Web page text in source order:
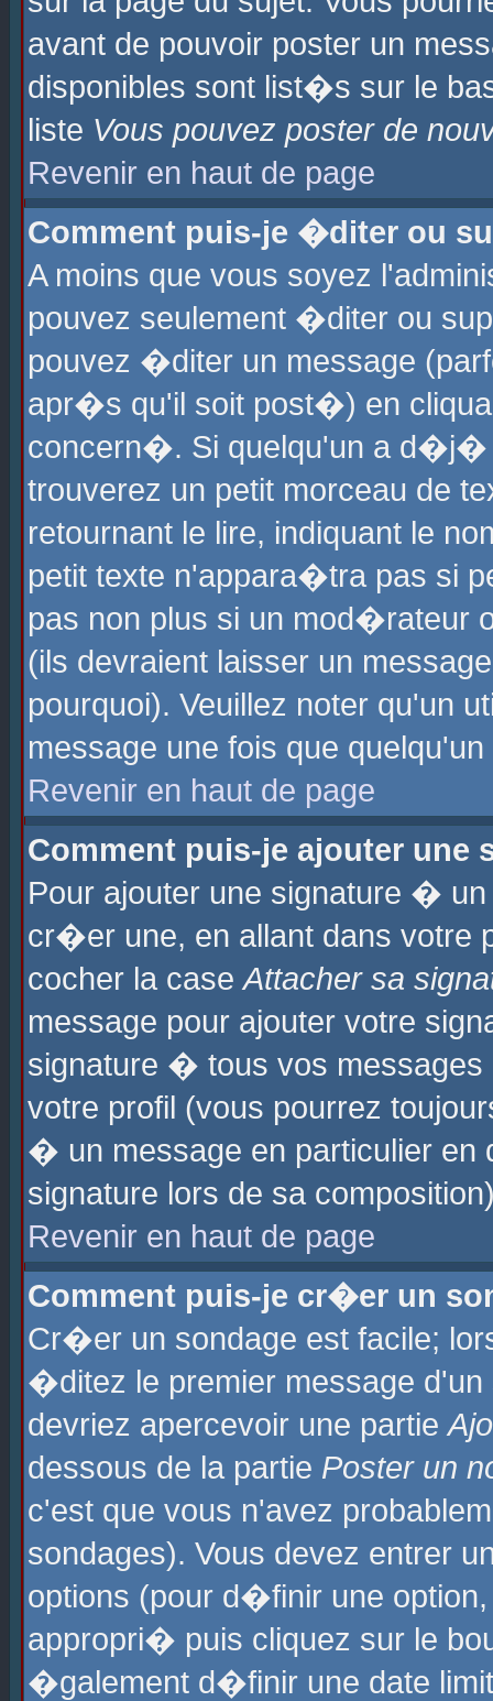
avant de pouvoir poster un
disponibles sont list�s sur le
liste Vous pouvez poster de
Revenir en haut de page
Comment puis-je �diter ou
A moins que vous soyez
pouvez seulement �diter ou
pouvez �diter un message
apr�s qu'il soit post�) en
concern�. Si quelqu'un a
trouverez un petit morceau de
retournant le lire, indiquant le
petit texte n'appara�tra pas si
pas non plus si un mod�rateur
(ils devraient laisser un
pourquoi). Veuillez noter qu'un
message une fois que
Revenir en haut de page
Comment puis-je ajouter une
Pour ajouter une signature �
cr�er une, en allant dans
cocher la caseAttacher sa
message pour ajouter votre
signature � tous vos
votre profil (vous pourrez
� un message en particulier
signature lors de sa
Revenir en haut de page
Comment puis-je cr�er un
Cr�er un sondage est facile;
�ditez le premier message
devriez apercevoir une partie
dessous de la partie Poster un
c'est que vous n'avez
sondages). Vous devez entrer
options (pour d�finir une
appropri� puis cliquez sur le
�galement d�finir une date